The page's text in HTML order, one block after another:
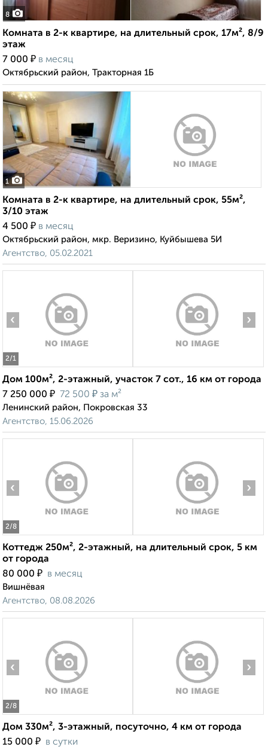
8
Комната в 2-к квартире, на длительный срок, 17м², 8/9
этаж
7 000 ₽ в месяц
Октябрьский район, Тракторная 1Б
1
Комната в 2-к квартире, на длительный срок, 55м²,
3/10 этаж
4 500 ₽ в месяц
Октябрьский район, мкр. Веризино, Куйбышева 5И
Агентство, 05.02.2021
2/1
‹ ›
Дом 100м², 2-этажный, участок 7 сот., 16 км от города
7 250 000 ₽ 72 500 ₽ за м²
Ленинский район, Покровская 33
Агентство, 15.06.2026
2/8
‹ ›
Коттедж 250м², 2-этажный, на длительный срок, 5 км
от города
80 000 ₽ в месяц
Вишнёвая
Агентство, 08.08.2026
2/8
‹ ›
Дом 330м², 3-этажный, посуточно, 4 км от города
15 000 ₽ в сутки